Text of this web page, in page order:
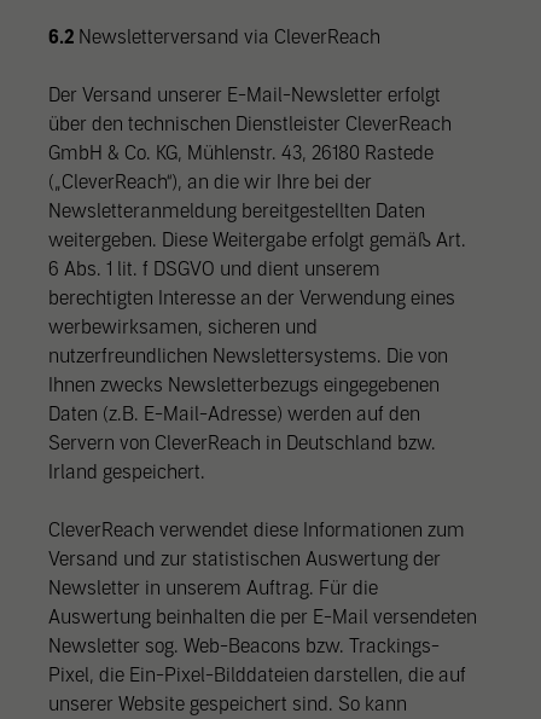
6.2 Newsletterversand via CleverReach
Der Versand unserer E-Mail-Newsletter erfolgt
über den technischen Dienstleister CleverReach
GmbH & Co. KG, Mühlenstr. 43, 26180 Rastede
(„CleverReach“), an die wir Ihre bei der
Newsletteranmeldung bereitgestellten Daten
weitergeben. Diese Weitergabe erfolgt gemäß Art.
6 Abs. 1 lit. f DSGVO und dient unserem
berechtigten Interesse an der Verwendung eines
werbewirksamen, sicheren und
nutzerfreundlichen Newslettersystems. Die von
Ihnen zwecks Newsletterbezugs eingegebenen
Daten (z.B. E-Mail-Adresse) werden auf den
Servern von CleverReach in Deutschland bzw.
Irland gespeichert.
CleverReach verwendet diese Informationen zum
Versand und zur statistischen Auswertung der
Newsletter in unserem Auftrag. Für die
Auswertung beinhalten die per E-Mail versendeten
Newsletter sog. Web-Beacons bzw. Trackings-
Pixel, die Ein-Pixel-Bilddateien darstellen, die auf
unserer Website gespeichert sind. So kann